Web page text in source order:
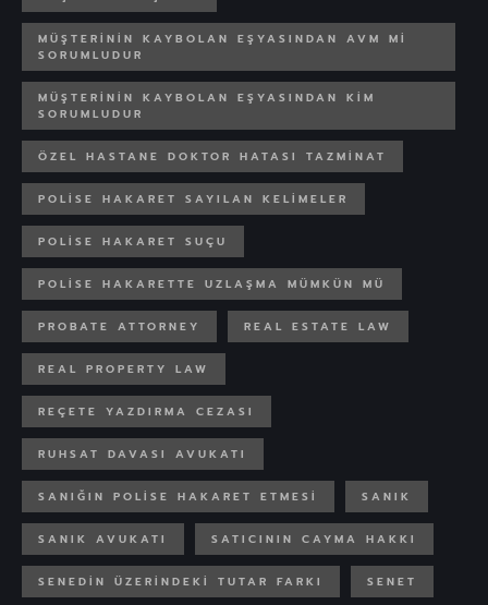
MÜŞTERININ KAYBOLAN EŞYASINDAN AVM MI
SORUMLUDUR
MÜŞTERININ KAYBOLAN EŞYASINDAN KIM
SORUMLUDUR
ÖZEL HASTANE DOKTOR HATASI TAZMINAT
POLISE HAKARET SAYILAN KELIMELER
POLISE HAKARET SUÇU
POLISE HAKARETTE UZLAŞMA MÜMKÜN MÜ
PROBATE ATTORNEY REAL ESTATE LAW
REAL PROPERTY LAW
REÇETE YAZDIRMA CEZASI
RUHSAT DAVASI AVUKATI
SANIĞIN POLISE HAKARET ETMESI SANIK
SANIK AVUKATI SATICININ CAYMA HAKKI
SENEDIN ÜZERINDEKI TUTAR FARKI SENET